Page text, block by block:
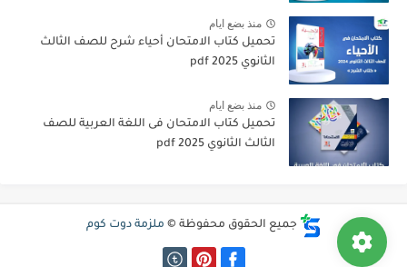
منذ بضع ايام
تحميل كتاب الامتحان أحياء شرح للصف الثالث
الثانوي 2025 pdf
منذ بضع ايام
تحميل كتاب الامتحان فى اللغة العربية للصف
الثالث الثانوي 2025 pdf
جميع الحقوق محفوظة © ملزمة دوت كوم